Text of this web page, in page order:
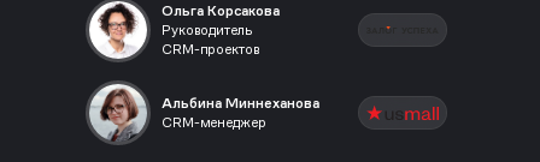
Ольга Корсакова
Руководитель
CRM-проектов
Альбина Миннеханова
CRM-менеджер